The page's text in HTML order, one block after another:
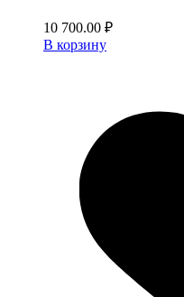
10 700.00 ₽
В корзину